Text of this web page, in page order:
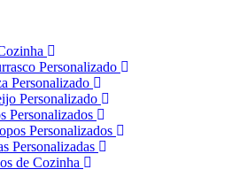
Personalizado
Personalizado
Personalizado
Personalizados
Personalizados
Personalizadas
de Cozinha